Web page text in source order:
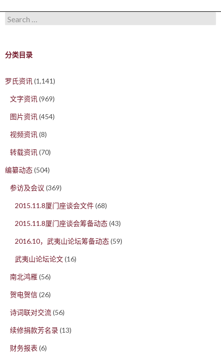
Search for:
分类目录
罗氏资讯(1,141)
文字资讯(969)
图片资讯(454)
视频资讯(8)
转载资讯(70)
编纂动态(504)
参访及会议 (369)
2015.11.8厦门座谈会文件(68)
2015.11.8厦门座谈会筹备动态(43)
2016.10，武夷山论坛筹备动态(59)
武夷山论坛论文(16)
南北鸿雁(56)
贺电贺信(26)
诗词联对交流(56)
续修捐款芳名录(13)
财务报表 (6)